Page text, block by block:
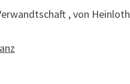
, von Heinloth